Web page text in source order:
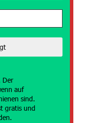
Der
auf
sind.
gratis und